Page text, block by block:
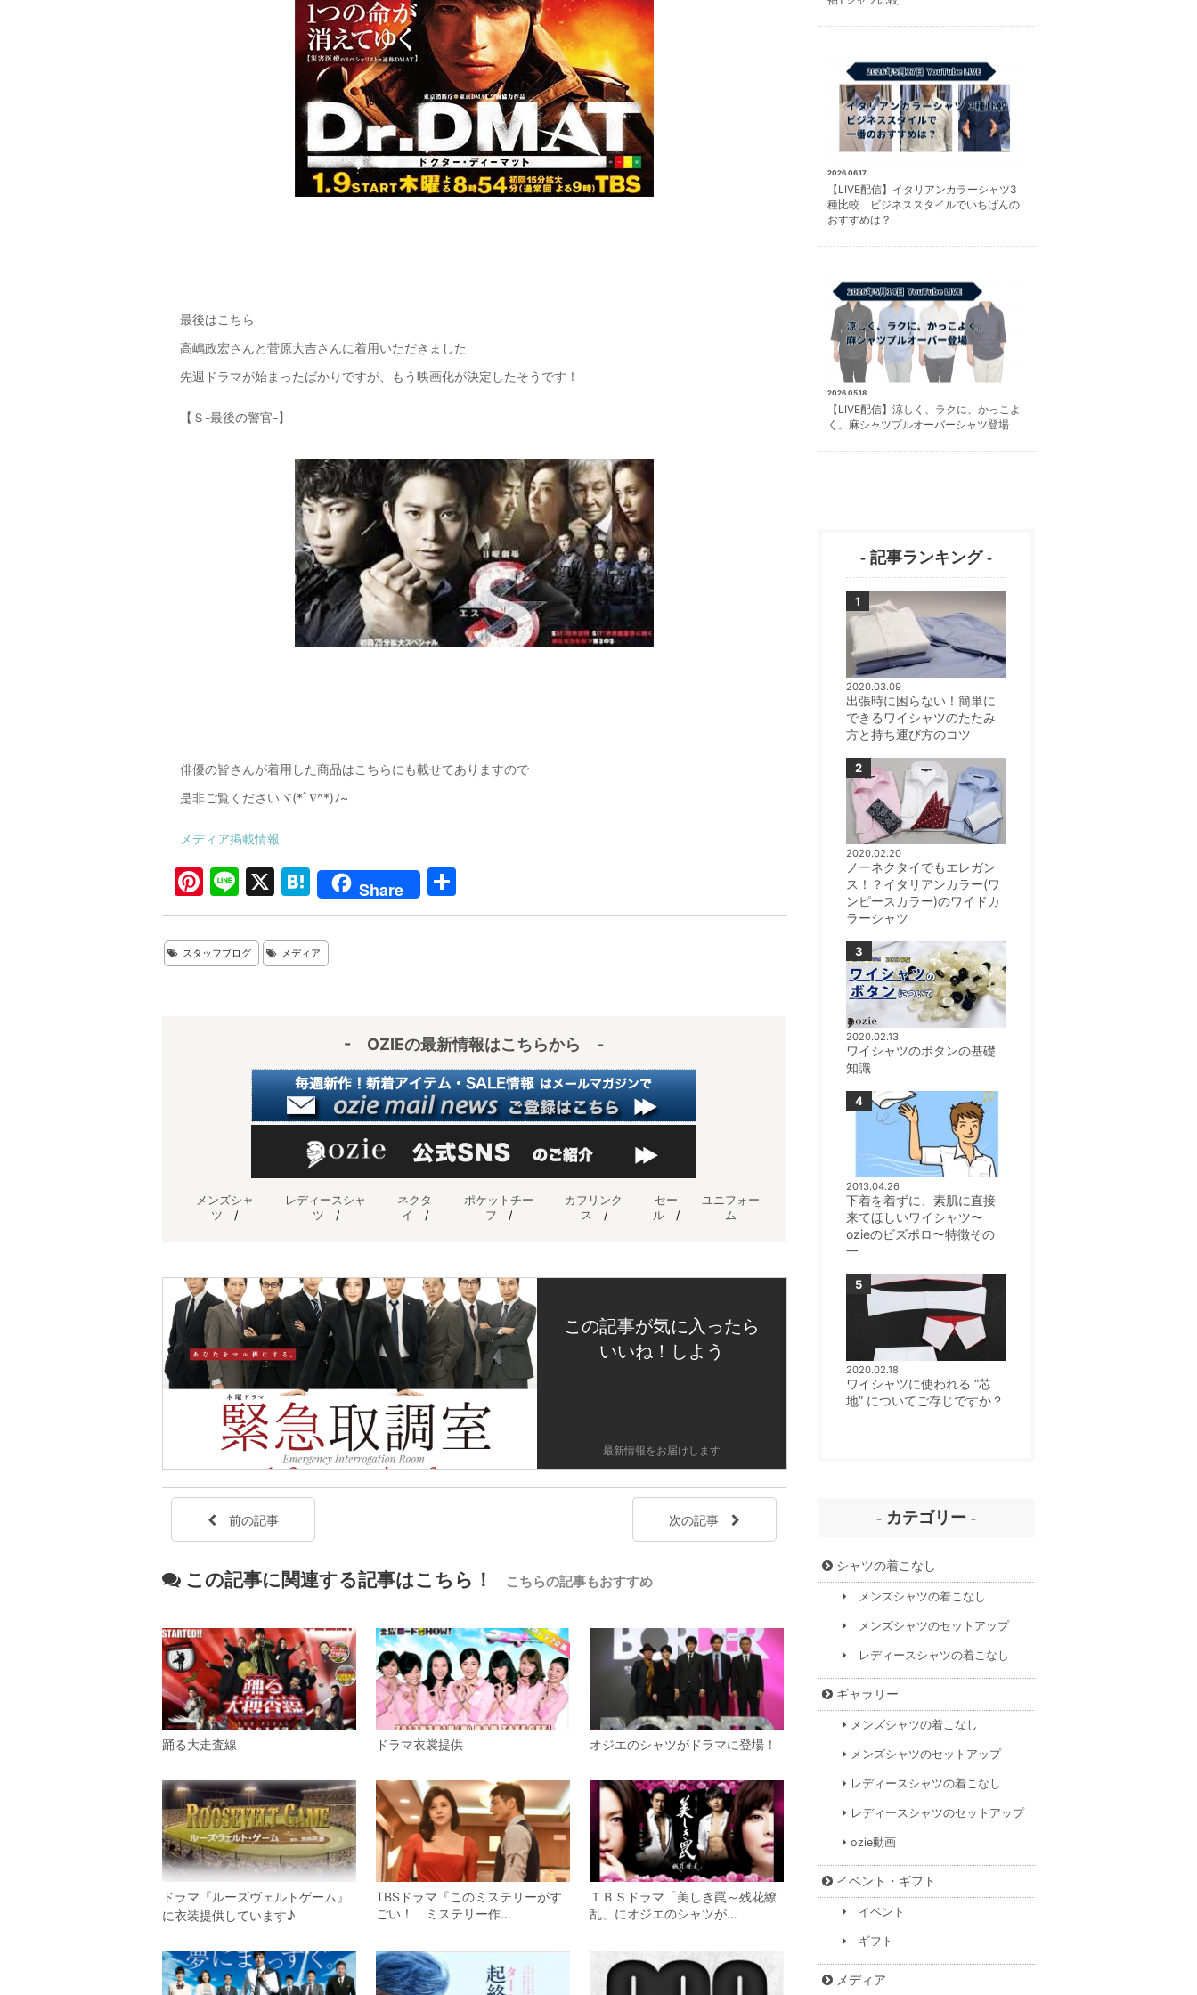
最後はこちら
高嶋政宏さんと菅原大吉さんに着用いただきました
先週ドラマが始まったばかりですが、もう映画化が決定したそうです！
【Ｓ-最後の警官-】
俳優の皆さんが着用した商品はこちらにも載せてありますので
是非ご覧くださいヾ(*ﾟ∇^*)ﾉ~
メディア掲載情報
Pi
nt
er
e
Li
n
e
X
H
at
e
n
Share
有
スタッフブログ メディア
- OZIEの最新情報はこちらから -
メンズシャ
ツ /
レディースシャ
ツ /
ネクタ
イ
/
ポケットチー
フ /
カフリンク
ス /
セー
ル/
ユニフォー
ム
この記事が気に入ったら
いいね！しよう
最新情報をお届けします
前の記事 次の記事
この記事に関連する記事はこちら！ こちらの記事もおすすめ
踊る大走査線 ドラマ衣裳提供 オジエのシャツがドラマに登場！
ドラマ『ルーズヴェルトゲーム』
に衣装提供しています♪
TBSドラマ『このミステリーがす
ごい！ ミステリー作…
ＴＢＳドラマ「美しき罠～残花繚
乱」にオジエのシャツが…
2026.06.17
【LIVE配信】イタリアンカラーシャツ3
種比較 ビジネススタイルでいちばんの
おすすめは？
2026.05.18
【LIVE配信】涼しく、ラクに、かっこよ
く。麻シャツプルオーバーシャツ登場
- 記事ランキング -
2020.03.09
出張時に困らない！簡単に
できるワイシャツのたたみ
方と持ち運び方のコツ
2020.02.20
ノーネクタイでもエレガン
ス！？イタリアンカラー(ワ
ンピースカラー)のワイドカ
ラーシャツ
2020.02.13
ワイシャツのボタンの基礎
知識
2013.04.26
下着を着ずに、素肌に直接
来てほしいワイシャツ〜
ozieのビズポロ〜特徴その
一
2020.02.18
ワイシャツに使われる ”芯
地” についてご存じですか？
- カテゴリー -
シャツの着こなし
メンズシャツの着こなし
メンズシャツのセットアップ
レディースシャツの着こなし
ギャラリー
メンズシャツの着こなし
メンズシャツのセットアップ
レディースシャツの着こなし
レディースシャツのセットアップ
ozie動画
イベント・ギフト
イベント
ギフト
メディア